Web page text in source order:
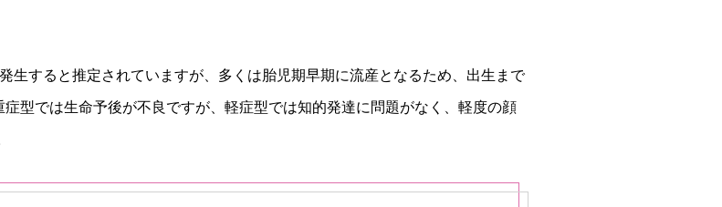
生すると推定されていますが、多くは胎児期早期に流産となるため、出生まで
型では生命予後が不良ですが、軽症型では知的発達に問題がなく、軽度の顔